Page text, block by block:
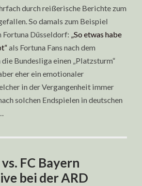
durch reißerische Berichte zum
So damals zum Beispiel
Düsseldorf: „So etwas habe
als Fortuna Fans nach dem
Bundesliga einen „Platzsturm“
eher ein emotionaler
in der Vergangenheit immer
solchen Endspielen in deutschen
FC Bayern
bei der ARD